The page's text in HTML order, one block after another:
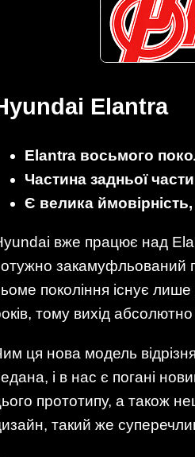
Elantra
Elantra восьмого
Частина задньої
Є велика
вже працює над
закамуфльований
покоління існує
тому вихід
ця нова модель
і в нас є погані
прототипу, а також
такий же